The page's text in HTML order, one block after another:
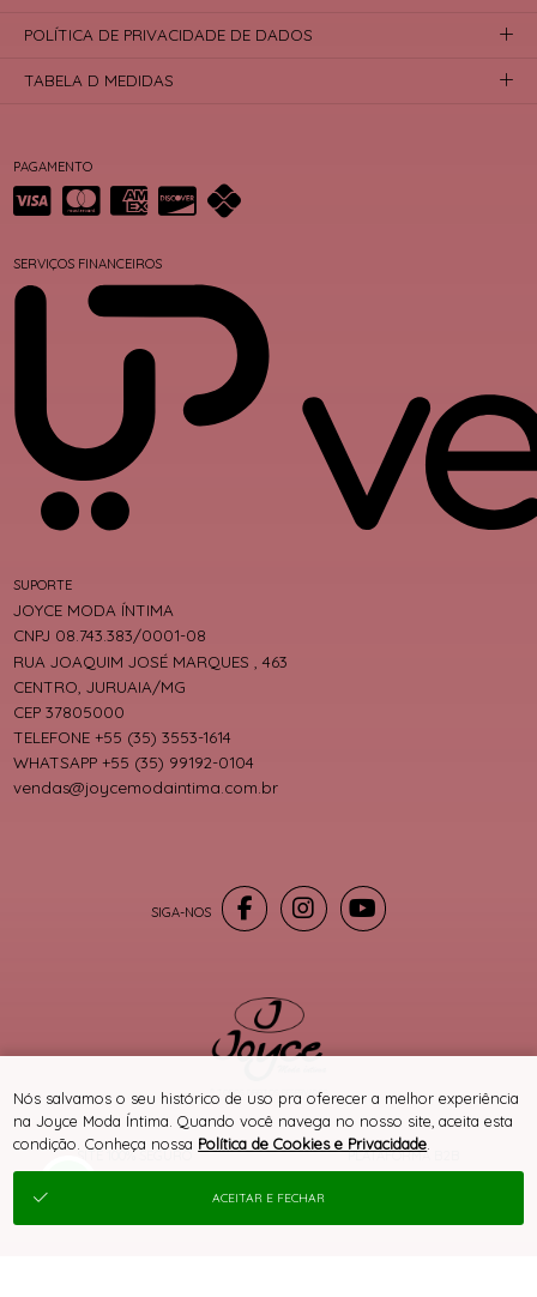
PAGAMENTO
SERVIÇOS FINANCEIROS
SITE 100% SEGURO PLATAFORMA B2B
SUPORTE
JOYCE MODA ÍNTIMA
CNPJ 08.743.383/0001-08
RUA JOAQUIM JOSÉ MARQUES , 463
CENTRO, JURUAIA/MG
CEP 37805000
TELEFONE +55 (35) 3553-1614
WHATSAPP +55 (35) 99192-0104
vendas@joycemodaintima.com.br
POLÍTICA DE PRIVACIDADE DE DADOS
TABELA D MEDIDAS
® TODOS DIREITOS RESERVADOS
Nós salvamos o seu histórico de uso pra oferecer a melhor experiência
na Joyce Moda Íntima. Quando você navega no nosso site, aceita esta
condição. Conheça nossa Política de Cookies e Privacidade
ACEITAR E FECHAR